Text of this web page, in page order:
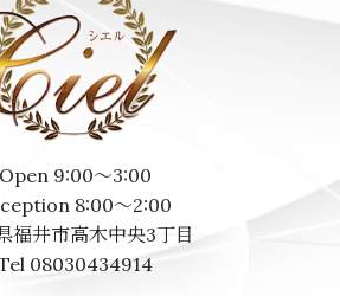
Open 9:00～3:00
8:00～2:00
福井市高木中央3丁目
08030434914